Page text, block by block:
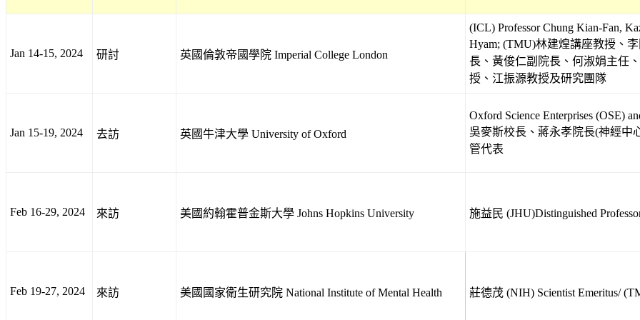
Jan 14-15, 2024 研討 英國倫敦帝國學院 Imperial College London
(ICL) Professor Chung Kian-Fan,
Hyam; (TMU)林建煌講座教授、
長、黃俊仁副院長、何淑娟主任
授、江振源教授及研究團隊
Jan 15-19, 2024 去訪 英國牛津大學 University of Oxford
Oxford Science Enterprises (OSE)
吳麥斯校長、蔣永孝院長(神經中
管代表
Feb 16-29, 2024 來訪 美國約翰霍普金斯大學 Johns Hopkins University 施益民 (JHU)Distinguished
Feb 19-27, 2024 來訪 美國國家衛生研究院 National Institute of Mental Health 莊德茂 (NIH) Scientist Emeritus/